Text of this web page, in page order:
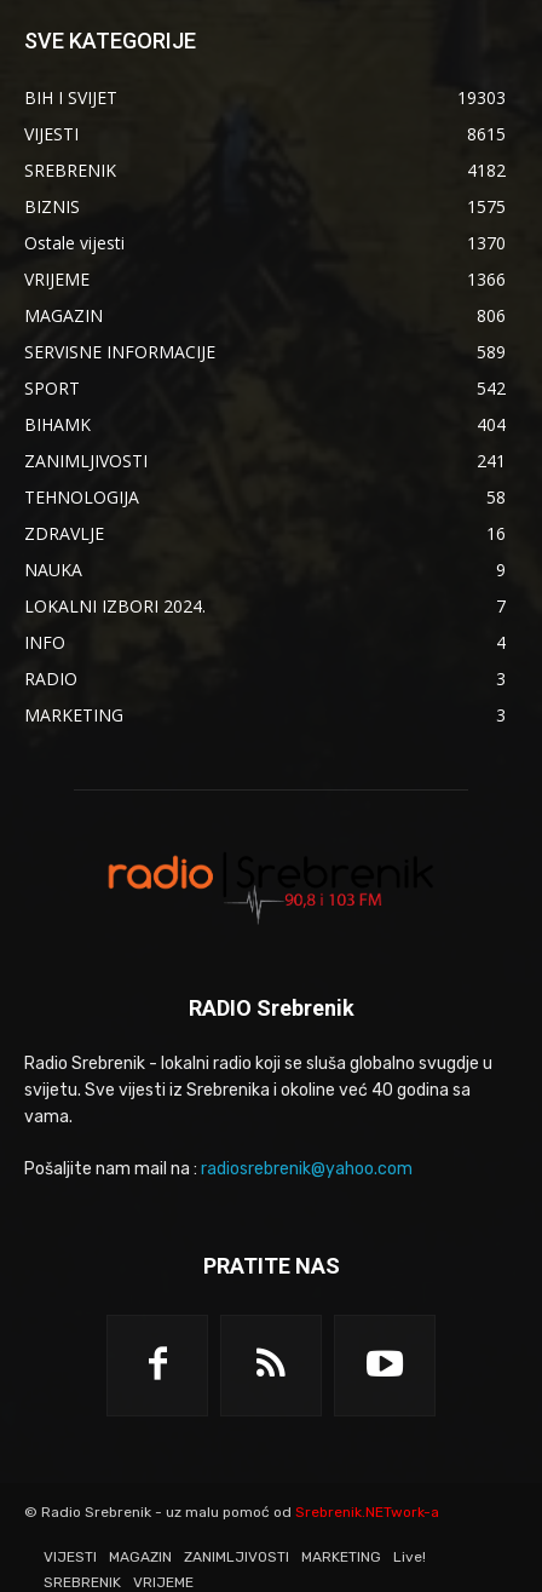
SVE KATEGORIJE
BIH I SVIJET
19303
VIJESTI
8615
SREBRENIK
4182
BIZNIS
1575
Ostale vijesti
1370
VRIJEME
1366
MAGAZIN
806
SERVISNE INFORMACIJE
589
SPORT
542
BIHAMK
404
ZANIMLJIVOSTI
241
TEHNOLOGIJA
58
ZDRAVLJE
16
NAUKA
9
LOKALNI IZBORI 2024.
7
INFO
4
RADIO
3
MARKETING
3
RADIO Srebrenik
Radio Srebrenik - lokalni radio koji se sluša globalno svugdje u
svijetu. Sve vijesti iz Srebrenika i okoline već 40 godina sa
vama.
Pošaljite nam mail na : radiosrebrenik@yahoo.com
PRATITE NAS
© Radio Srebrenik - uz malu pomoć od Srebrenik.NETwork-a
VIJESTI MAGAZIN ZANIMLJIVOSTI MARKETING
Live!
SREBRENIK
VRIJEME